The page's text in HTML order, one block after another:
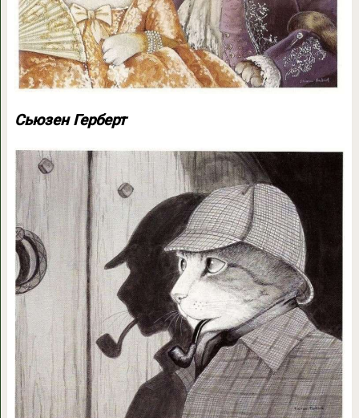
Сьюзен Герберт